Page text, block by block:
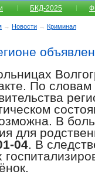
БКД-2025
→ Новости → Криминал
По
В
для
04. В